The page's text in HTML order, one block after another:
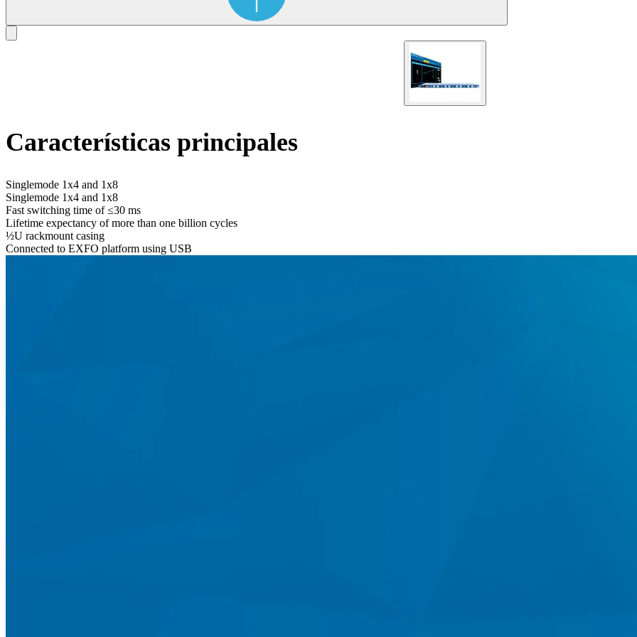
Características principales
Singlemode 1x4 and 1x8
Singlemode 1x4 and 1x8
Fast switching time of ≤30 ms
Lifetime expectancy of more than one billion cycles
½U rackmount casing
Connected to EXFO platform using USB